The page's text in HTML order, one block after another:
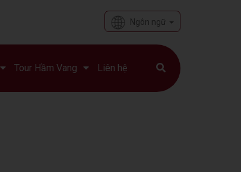
Ngôn ngữ
Tour Hầm Vang Liên hệ